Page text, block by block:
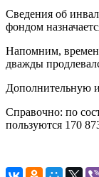
Сведения об
фондом
Напомним,
дважды
Дополнительную
Справочно: по
пользуются 170